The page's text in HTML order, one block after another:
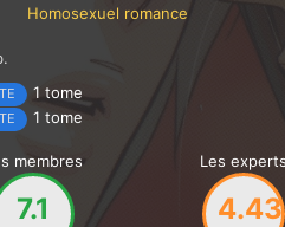
Homosexuel romance
1 tome
1 tome
membres
7.1
Les experts
4.43